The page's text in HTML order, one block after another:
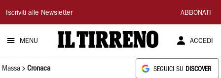
Il
Tirreno
Iscriviti alle Newsletter ABBONATI
MENU ACCEDI
Massa Cronaca SEGUICI SU DISCOVER